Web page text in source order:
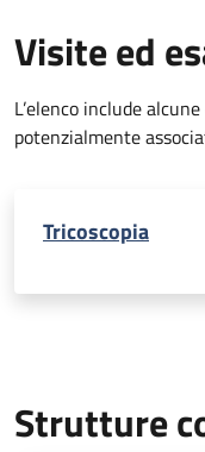
Visite ed
L’elenco include
potenzialmente
Tricoscopia
Strutture